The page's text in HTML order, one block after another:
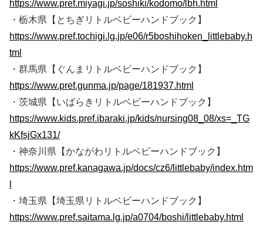
https://www.pref.miyagi.jp/soshiki/kodomo/lbh.html
・栃木県【とちぎリトルベビーハンドブック】
https://www.pref.tochigi.lg.jp/e06/r5boshihoken_littlebaby.h
tml
・群馬県【ぐんまリトルベビーハンドブック】
https://www.pref.gunma.jp/page/181937.html
・茨城県【いばらきリトルベビーハンドブック】
https://www.kids.pref.ibaraki.jp/kids/nursing08_08/xs=_TG
kKfsjGx131/
・神奈川県【かながわリトルベビーハンドブック】
https://www.pref.kanagawa.jp/docs/cz6/littlebaby/index.htm
・埼玉県【埼玉県リトルベビーハンドブック】
https://www.pref.saitama.lg.jp/a0704/boshi/littlebaby.html